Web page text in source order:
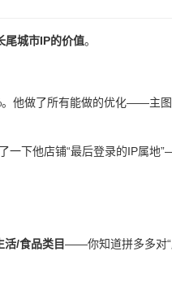
尾城市IP的价值。
他做了所有能做的优化——
一下他店铺“最后登录的IP属地
活/食品类目——你知道拼多多对“